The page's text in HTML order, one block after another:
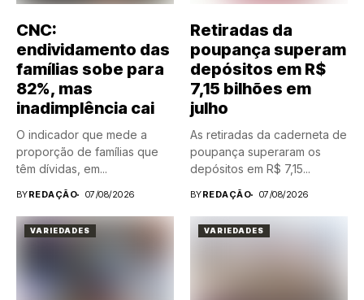
CNC:
endividamento das
famílias sobe para
82%, mas
inadimplência cai
O indicador que mede a
proporção de famílias que
têm dívidas, em...
BYREDAÇÃO 07/08/2026
Retiradas da
poupança superam
depósitos em R$
7,15 bilhões em
julho
As retiradas da caderneta de
poupança superaram os
depósitos em R$ 7,15...
BYREDAÇÃO 07/08/2026
VARIEDADES VARIEDADES